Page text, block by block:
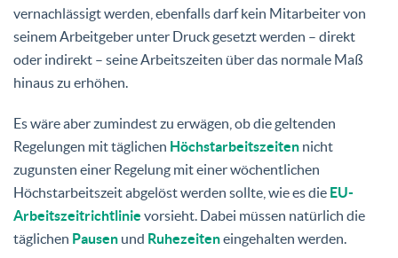
vernachlässigt werden, ebenfalls darf kein Mitarbeiter von
seinem Arbeitgeber unter Druck gesetzt werden – direkt
oder indirekt – seine Arbeitszeiten über das normale Maß
hinaus zu erhöhen.
Es wäre aber zumindest zu erwägen, ob die geltenden
Regelungen mit täglichen Höchstarbeitszeiten nicht
zugunsten einer Regelung mit einer wöchentlichen
Höchstarbeitszeit abgelöst werden sollte, wie es die EU-
Arbeitszeitrichtlinie vorsieht. Dabei müssen natürlich die
täglichen Pausen und Ruhezeiteneingehalten werden.